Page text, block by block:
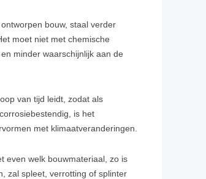
bouw, staal verder
moet niet met chemische
minder waarschijnlijk aan de
van tijd leidt, zodat als
is het
met klimaatveranderingen.
even welk bouwmateriaal, zo is
zal spleet, verrotting of splinter